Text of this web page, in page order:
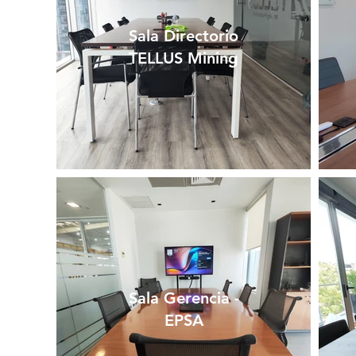
Sala Directorio
TELLUS Mining
Sala Gerencia -
EPSA